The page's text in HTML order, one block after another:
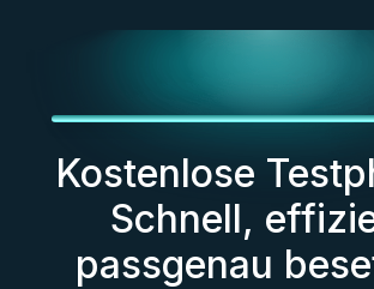
Kostenlose
Schnell,
passgenau